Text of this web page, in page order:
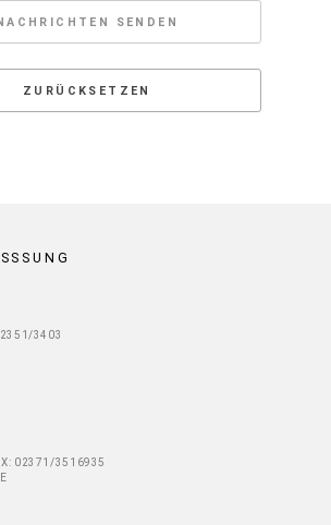
3403
02371/3516935